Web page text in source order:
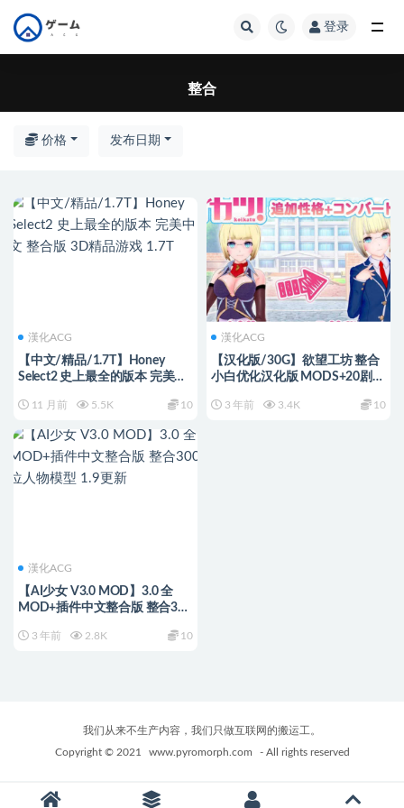
登录
整合
价格 发布日期
漢化ACG
【中文/精品/1.7T】Honey
Select2 史上最全的版本 完美中
11 月前 5.5K 10
漢化ACG
【汉化版/30G】欲望工坊 整合
小白优化汉化版 MODS+20剧本
3 年前 3.4K 10
漢化ACG
【AI少女 V3.0 MOD】3.0 全
MOD+插件中文整合版 整合300
3 年前 2.8K 10
我们从来不生产内容，我们只做互联网的搬运工。
Copyright © 2021
www.pyromorph.com - All rights reserved